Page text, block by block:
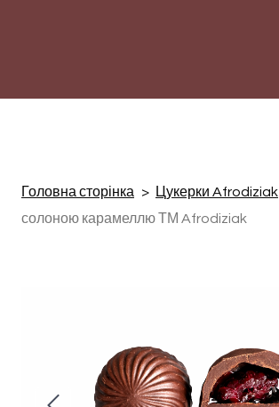
Головна сторінка Цукерки Afrodiziak
солоною карамеллю ТМ Afrodiziak